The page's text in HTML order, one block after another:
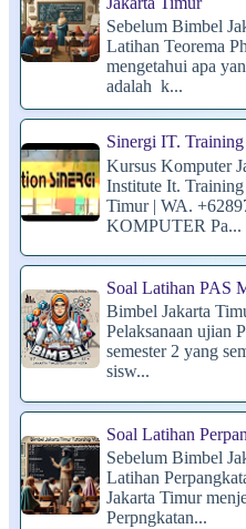
Sebelum Bimbel
Latihan Teorema
mengetahui apa
adalah k...
Sinergi IT.
Kursus Komputer
Institute It.
Timur | WA.
KOMPUTER Pa...
Soal Latihan PAS
Bimbel Jakarta
Pelaksanaan ujian
semester 2 yang
sisw...
Soal Latihan
Sebelum Bimbel
Latihan
Jakarta Timur
Perpngkatan...